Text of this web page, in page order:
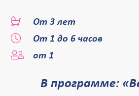
От 3 лет
От 1 до 6 часов
от 1
В программе: «Веселые,